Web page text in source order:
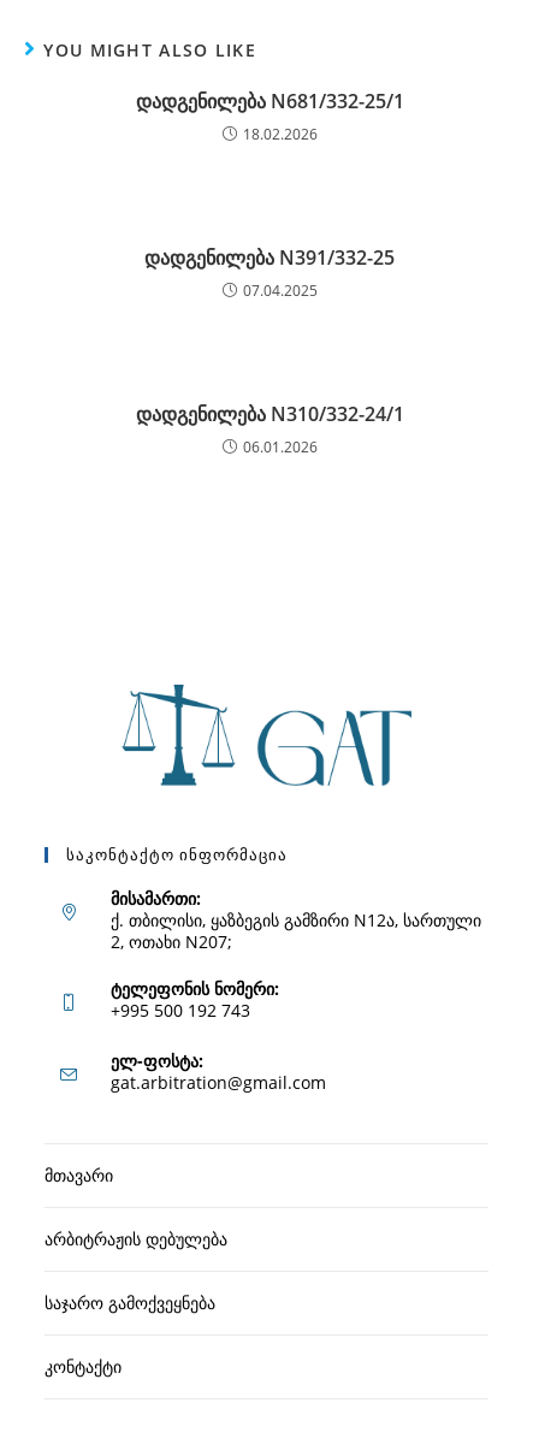
YOU MIGHT ALSO LIKE
დადგენილება N681/332-25/1
18.02.2026
დადგენილება N391/332-25
07.04.2025
დადგენილება N310/332-24/1
06.01.2026
Საკონტაქტო Ინფორმაცია
მისამართი:
ქ. თბილისი, ყაზბეგის გამზირი N12ა, სართული
2, ოთახი N207;
ტელეფონის ნომერი:
+995 500 192 743
in
application
ელ-ფოსტა:
gat.arbitration@gmail.com
მთავარი
არბიტრაჟის დებულება
საჯარო გამოქვეყნება
კონტაქტი